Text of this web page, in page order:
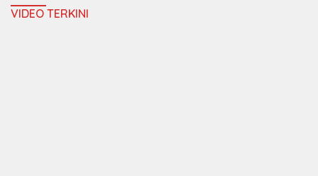
VIDEO TERKINI